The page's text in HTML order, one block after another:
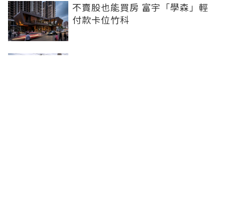
不賣股也能買房 富宇「學森」輕
付款卡位竹科